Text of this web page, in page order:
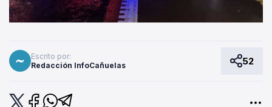
Escrito por:
Redacción InfoCañuelas
52